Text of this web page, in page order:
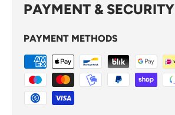
PAYMENT & SECURITY
PAYMENT METHODS